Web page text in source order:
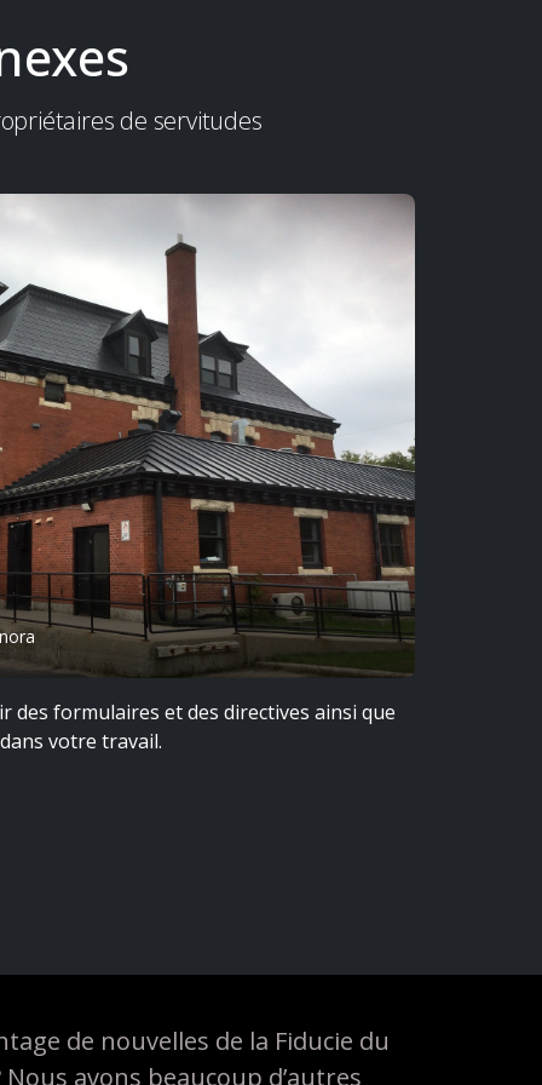
de servitudes
des formulaires et des directives ainsi que
votre travail.
de nouvelles de la Fiducie du
avons beaucoup d’autres